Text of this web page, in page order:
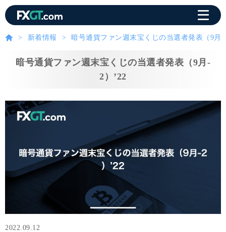
新着情報 暗号通貨ファン週末宝くじの当選者発表（9月-
暗号通貨ファン週末宝くじの当選者発表（9月-
2）’22
2022.09.12